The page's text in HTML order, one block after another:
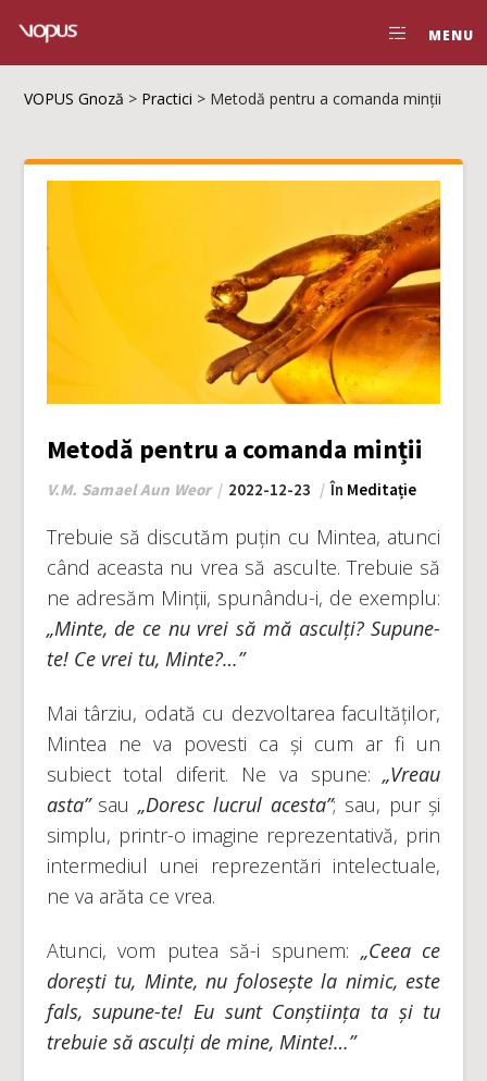
MENU
VOPUS Gnoză > Practici > Metodă pentru a comanda minții
Metodă pentru a comanda minții
V.M. Samael Aun Weor 2022-12-23 În Meditație
Trebuie să discutăm puțin cu Mintea, atunci
când aceasta nu vrea să asculte. Trebuie să
ne adresăm Minții, spunându-i, de exemplu:
„Minte, de ce nu vrei să mă asculți? Supune-
te! Ce vrei tu, Minte?…”
Mai târziu, odată cu dezvoltarea facultăților,
Mintea ne va povesti ca și cum ar fi un
subiect total diferit. Ne va spune:„Vreau
asta” sau„Doresc lucrul acesta”; sau, pur și
simplu, printr-o imagine reprezentativă, prin
intermediul unei reprezentări intelectuale,
ne va arăta ce vrea.
Atunci, vom putea să-i spunem: „Ceea ce
dorești tu, Minte, nu folosește la nimic, este
fals, supune-te! Eu sunt Conștiința ta și tu
trebuie să asculți de mine, Minte!…”